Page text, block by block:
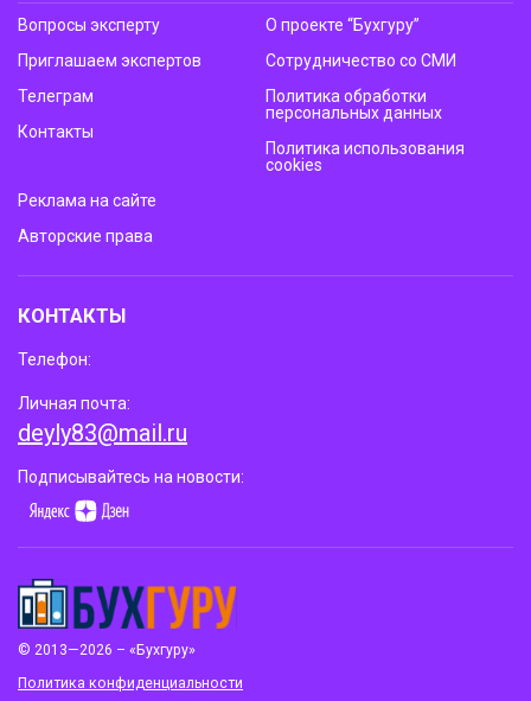
© 2013—2026 – «Бухгуру»
Политика конфиденциальности
Вопросы эксперту
Приглашаем экспертов
Телеграм
Контакты
О проекте “Бухгуру”
Сотрудничество со СМИ
Политика обработки
персональных данных
Политика использования
cookies
Реклама на сайте
Авторские права
КОНТАКТЫ
Телефон:
Личная почта:
deyly83@mail.ru
Подписывайтесь на новости: